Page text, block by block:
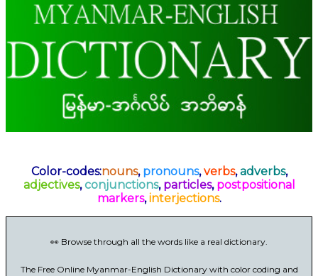
Color-codes:nouns, pronouns,verbs,adverbs,
adjectives,conjunctions, particles, postpositional
markers,interjections.
👀 Browse through all the words like a real dictionary.
The Free Online Myanmar-English Dictionary with color coding and